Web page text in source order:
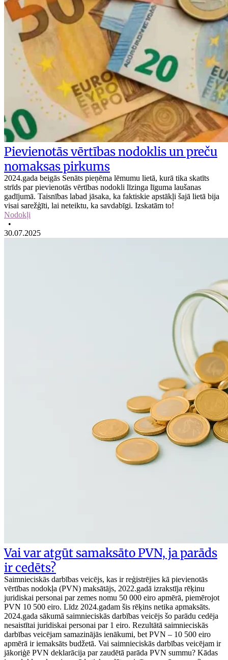
Pievienotās vērtības nodoklis un preču
nomaksas pirkums
2024.gada beigās Senāts pieņēma lēmumu lietā, kurā tika skatīts
strīds par pievienotās vērtības nodokli līzinga līguma laušanas
gadījumā. Taisnības labad jāsaka, ka faktiskie apstākļi šajā lietā bija
visai sarežģīti, lai neteiktu, ka savdabīgi. Izskatām to!
Nodokļi
•
30.07.2025
Vai var atgūt samaksāto PVN, ja parāds
ir cedēts?
Saimnieciskās darbības veicējs, kas ir reģistrējies kā pievienotās
vērtības nodokļa (PVN) maksātājs, 2022.gadā izrakstīja rēķinu
juridiskai personai par zemes nomu 50 000 eiro apmērā, piemērojot
PVN 10 500 eiro. Līdz 2024.gadam šis rēķins netika apmaksāts.
2024.gada sākumā saimnieciskās darbības veicējs šo parādu cedēja
nesaistītai juridiskai personai par 1 eiro. Rezultātā saimnieciskās
darbības veicējam samazinājās ienākumi, bet PVN – 10 500 eiro
apmērā ir iemaksāts budžetā. Vai saimnieciskās darbības veicējam ir
jākoriģē PVN deklarācija par zaudētā parāda PVN summu? Kādas